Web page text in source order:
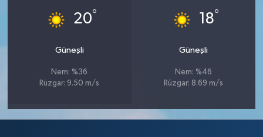
20°
Güneşli
Nem: %36
Rüzgar: 9.50 m/s
18°
Güneşli
Nem: %46
Rüzgar: 8.69 m/s